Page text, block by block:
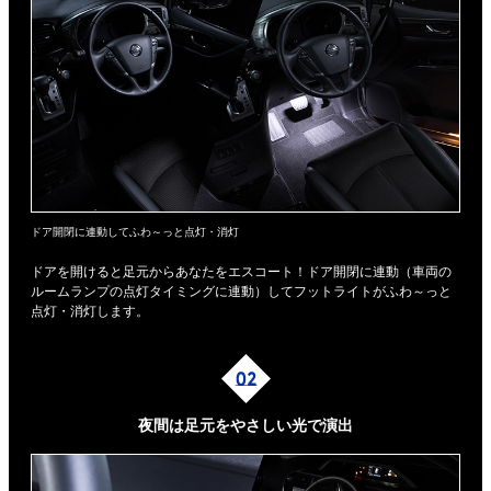
ドア開閉に連動してふわ～っと点灯・消灯
ドアを開けると足元からあなたをエスコート！ドア開閉に連動（車両の
ルームランプの点灯タイミングに連動）してフットライトがふわ～っと
点灯・消灯します。
夜間は足元をやさしい光で演出